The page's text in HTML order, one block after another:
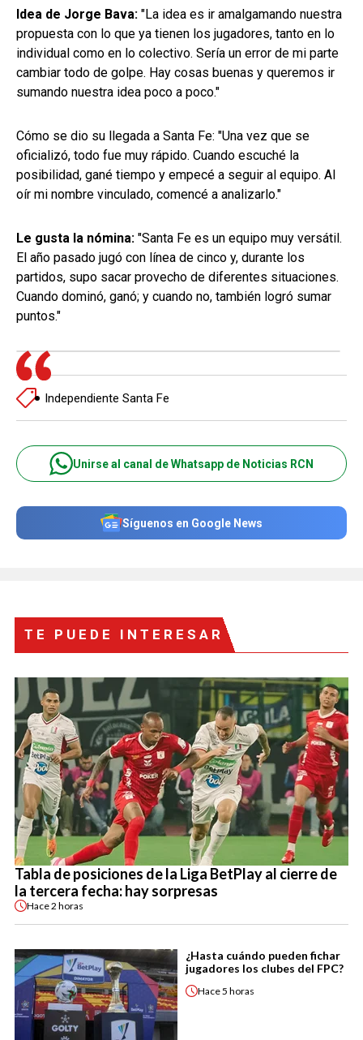
Idea de Jorge Bava: "La idea es ir amalgamando nuestra
propuesta con lo que ya tienen los jugadores, tanto en lo
individual como en lo colectivo. Sería un error de mi parte
cambiar todo de golpe. Hay cosas buenas y queremos ir
sumando nuestra idea poco a poco."
Cómo se dio su llegada a Santa Fe: "Una vez que se
oficializó, todo fue muy rápido. Cuando escuché la
posibilidad, gané tiempo y empecé a seguir al equipo. Al
oír mi nombre vinculado, comencé a analizarlo."
Le gusta la nómina: "Santa Fe es un equipo muy versátil.
El año pasado jugó con línea de cinco y, durante los
partidos, supo sacar provecho de diferentes situaciones.
Cuando dominó, ganó; y cuando no, también logró sumar
puntos."
Independiente Santa Fe
Unirse al canal de Whatsapp de Noticias RCN
Síguenos en Google News
TE PUEDE INTERESAR
Tabla de posiciones de la Liga BetPlay al cierre de
la tercera fecha: hay sorpresas
Hace2 horas
¿Hasta cuándo pueden fichar
jugadores los clubes del FPC?
Hace5 horas